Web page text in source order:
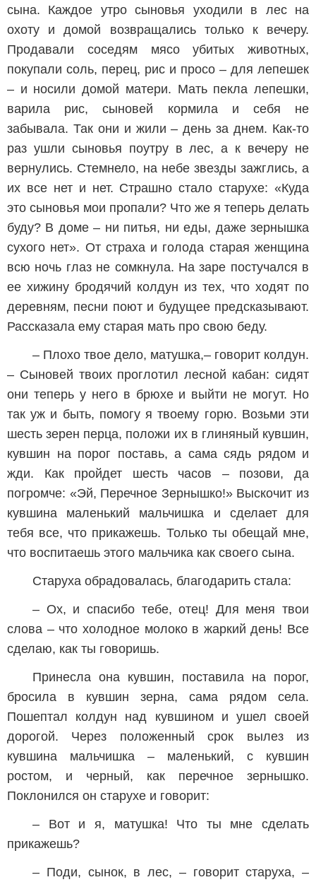
сына. Каждое утро сыновья уходили в лес на
охоту и домой возвращались только к вечеру.
Продавали соседям мясо убитых животных,
покупали соль, перец, рис и просо – для лепешек
– и носили домой матери. Мать пекла лепешки,
варила рис, сыновей кормила и себя не
забывала. Так они и жили – день за днем. Как-то
раз ушли сыновья поутру в лес, а к вечеру не
вернулись. Стемнело, на небе звезды зажглись, а
их все нет и нет. Страшно стало старухе: «Куда
это сыновья мои пропали? Что же я теперь делать
буду? В доме – ни питья, ни еды, даже зернышка
сухого нет». От страха и голода старая женщина
всю ночь глаз не сомкнула. На заре постучался в
ее хижину бродячий колдун из тех, что ходят по
деревням, песни поют и будущее предсказывают.
Рассказала ему старая мать про свою беду.
– Плохо твое дело, матушка,– говорит колдун.
– Сыновей твоих проглотил лесной кабан: сидят
они теперь у него в брюхе и выйти не могут. Но
так уж и быть, помогу я твоему горю. Возьми эти
шесть зерен перца, положи их в глиняный кувшин,
кувшин на порог поставь, а сама сядь рядом и
жди. Как пройдет шесть часов – позови, да
погромче: «Эй, Перечное Зернышко!» Выскочит из
кувшина маленький мальчишка и сделает для
тебя все, что прикажешь. Только ты обещай мне,
что воспитаешь этого мальчика как своего сына.
Старуха обрадовалась, благодарить стала:
– Ох, и спасибо тебе, отец! Для меня твои
слова – что холодное молоко в жаркий день! Все
сделаю, как ты говоришь.
Принесла она кувшин, поставила на порог,
бросила в кувшин зерна, сама рядом села.
Пошептал колдун над кувшином и ушел своей
дорогой. Через положенный срок вылез из
кувшина мальчишка – маленький, с кувшин
ростом, и черный, как перечное зернышко.
Поклонился он старухе и говорит:
– Вот и я, матушка! Что ты мне сделать
прикажешь?
– Поди, сынок, в лес, – говорит старуха, –